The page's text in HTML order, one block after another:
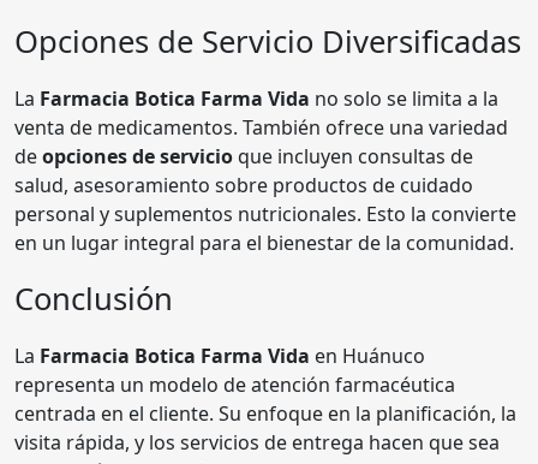
Opciones de Servicio Diversificadas
La Farmacia Botica Farma Vida no solo se limita a la
venta de medicamentos. También ofrece una variedad
deopciones de servicioque incluyen consultas de
salud, asesoramiento sobre productos de cuidado
personal y suplementos nutricionales. Esto la convierte
en un lugar integral para el bienestar de la comunidad.
Conclusión
La Farmacia Botica Farma Vida en Huánuco
representa un modelo de atención farmacéutica
centrada en el cliente. Su enfoque en la planificación, la
visita rápida, y los servicios de entrega hacen que sea